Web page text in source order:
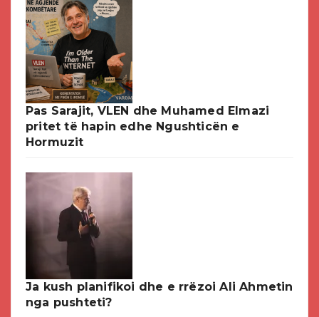
Pas Sarajit, VLEN dhe Muhamed Elmazi
pritet të hapin edhe Ngushticën e
Hormuzit
Ja kush planifikoi dhe e rrëzoi Ali Ahmetin
nga pushteti?